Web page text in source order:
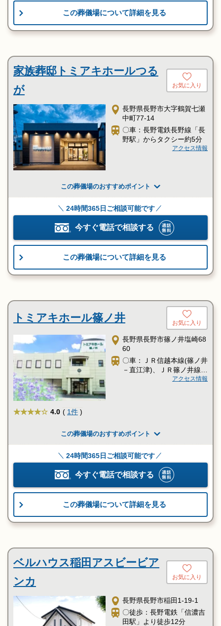
この葬儀場について詳細を見る
家族葬邸トミアキホールつる
が
お気に入り
長野県長野市大字鶴賀七瀬
中町77-14
〇車：長野電鉄長野線「長
野駅」からタクシー約5分
アクセス情報
この葬儀場のおすすめポイント
24時間365日ご相談可能です
今すぐ電話で相談する
この葬儀場について詳細を見る
トミアキホール篠ノ井 お気に入り
長野県長野市篠ノ井塩崎68
60
〇車：ＪＲ信越本線(篠ノ井
－直江津)、ＪＲ篠ノ井線、
しなの鉄道「篠ノ井駅」か
アクセス情報
★★★★ 4.0 ( 1件 )
この葬儀場のおすすめポイント
24時間365日ご相談可能です
今すぐ電話で相談する
この葬儀場について詳細を見る
ベルハウス稲田アスビービア
ンカ
お気に入り
長野県長野市稲田1-19-1
〇徒歩：長野電鉄「信濃吉
田駅」より徒歩12分